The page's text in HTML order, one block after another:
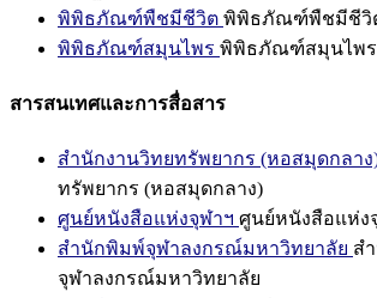
พิพิธภัณฑ์พืชมีชีวิต พิพิธภัณฑ์พืชมีชีวิ
พิพิธภัณฑ์สมุนไพร พิพิธภัณฑ์สมุนไพร
สารสนเทศและการสื่อสาร
สำนักงานวิทยทรัพยากร (หอสมุดกลาง
ทรัพยากร (หอสมุดกลาง)
ศูนย์หนังสือแห่งจุฬาฯ ศูนย์หนังสือแห่ง
สำนักพิมพ์จุฬาลงกรณ์มหาวิทยาลัย ส
จุฬาลงกรณ์มหาวิทยาลัย